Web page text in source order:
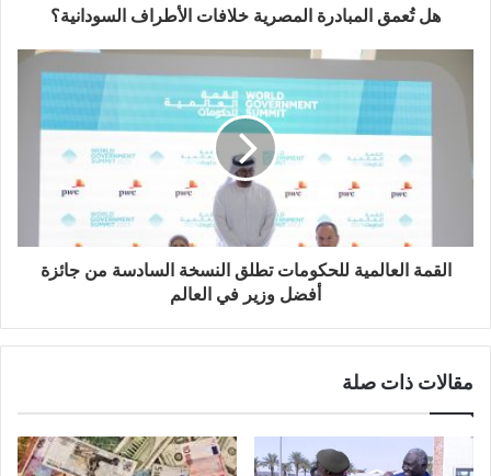
هل تُعمق المبادرة المصرية خلافات الأطراف السودانية؟
القمة العالمية للحكومات تطلق النسخة السادسة من جائزة
أفضل وزير في العالم
مقالات ذات صلة